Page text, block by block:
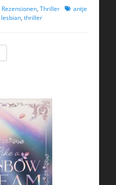
Rezensionen, Thriller Schlagworte
antje
lesbian, thriller